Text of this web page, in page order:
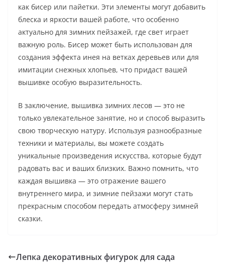
как бисер или пайетки. Эти элементы могут добавить
блеска и яркости вашей работе, что особенно
актуально для зимних пейзажей, где свет играет
важную роль. Бисер может быть использован для
создания эффекта инея на ветках деревьев или для
имитации снежных хлопьев, что придаст вашей
вышивке особую выразительность.
В заключение, вышивка зимних лесов — это не
только увлекательное занятие, но и способ выразить
свою творческую натуру. Используя разнообразные
техники и материалы, вы можете создать
уникальные произведения искусства, которые будут
радовать вас и ваших близких. Важно помнить, что
каждая вышивка — это отражение вашего
внутреннего мира, и зимние пейзажи могут стать
прекрасным способом передать атмосферу зимней
сказки.
Лепка декоративных фигурок для сада